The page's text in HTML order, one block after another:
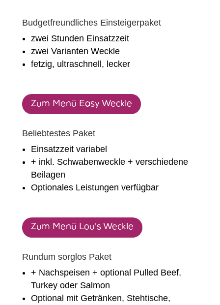
Budgetfreundliches Einsteigerpaket
zwei Stunden Einsatzzeit
zwei Varianten Weckle
fetzig, ultraschnell, lecker
Zum Menü Easy Weckle
Beliebtestes Paket
Einsatzzeit variabel
+ inkl. Schwabenweckle + verschiedene
Beilagen
Optionales Leistungen verfügbar
Zum Menü Lou's Weckle
Rundum sorglos Paket
+ Nachspeisen + optional Pulled Beef,
Turkey oder Salmon
Optional mit Getränken, Stehtische,